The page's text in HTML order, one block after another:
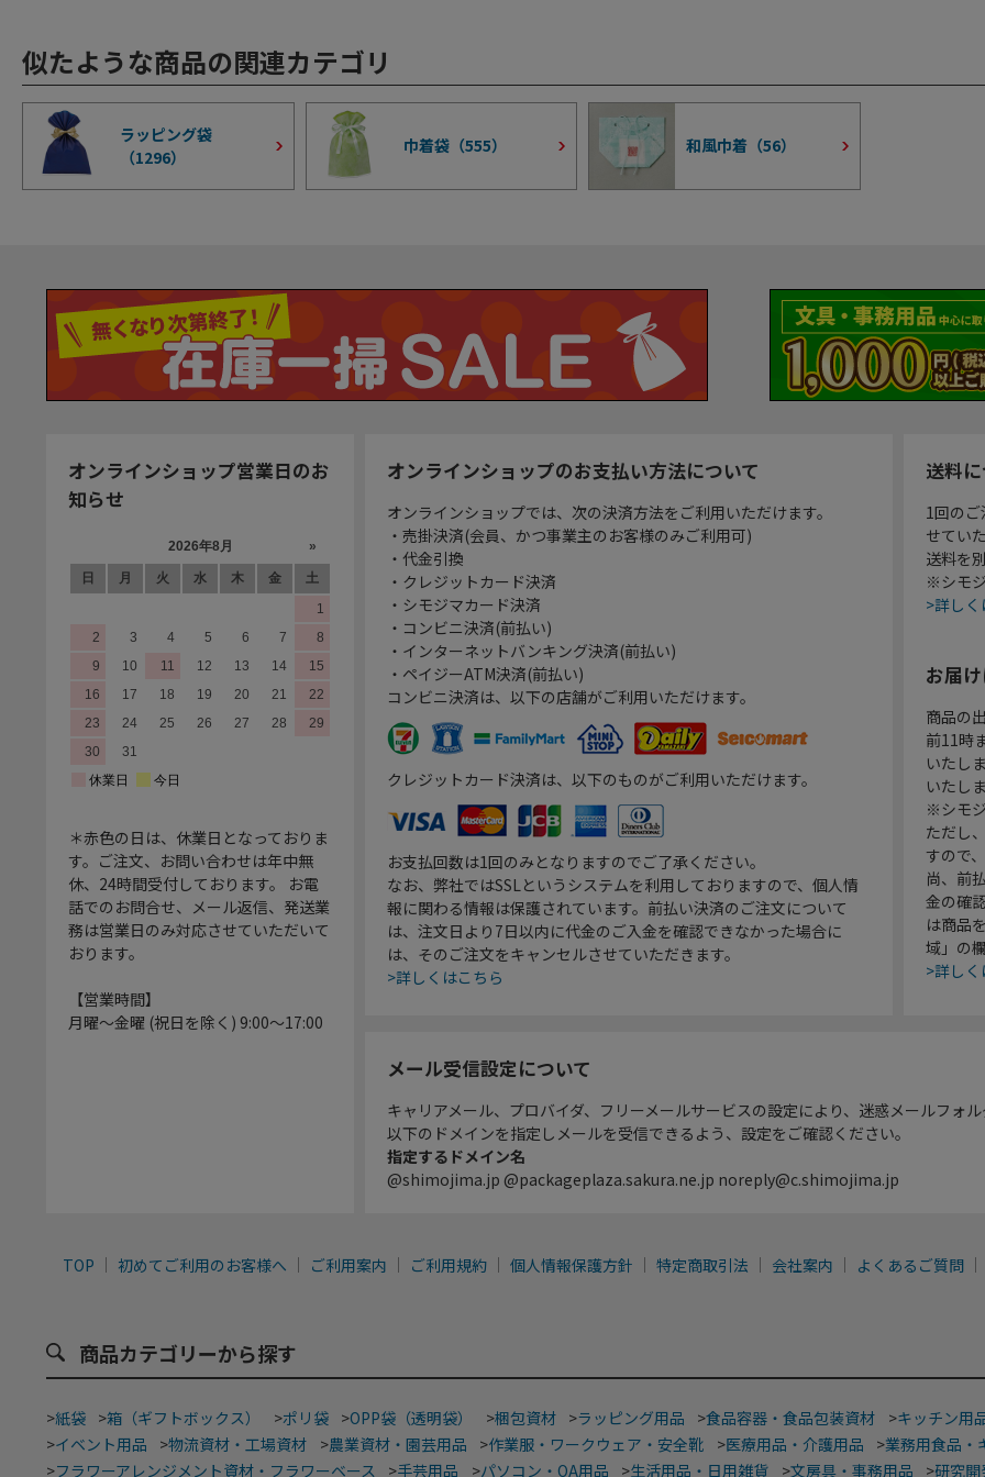
似たような商品の関連カテゴリ
ラッピング袋
（1296）
巾着袋（555） 和風巾着（56）
オンラインショップ営業日のお
知らせ
＊赤色の日は、休業日となっておりま
す。ご注文、お問い合わせは年中無
休、24時間受付しております。 お電
話でのお問合せ、メール返信、発送業
務は営業日のみ対応させていただいて
おります。
【営業時間】
月曜～金曜 (祝日を除く) 9:00～17:00
オンラインショップのお支払い方法について
オンラインショップでは、次の決済方法をご利用いただけます。
・売掛決済(会員、かつ事業主のお客様のみご利用可)
・代金引換
・クレジットカード決済
・シモジマカード決済
・コンビニ決済(前払い)
・インターネットバンキング決済(前払い)
・ペイジーATM決済(前払い)
コンビニ決済は、以下の店舗がご利用いただけます。
クレジットカード決済は、以下のものがご利用いただけます。
お支払回数は1回のみとなりますのでご了承ください。
なお、弊社ではSSLというシステムを利用しておりますので、個人情
報に関わる情報は保護されています。前払い決済のご注文について
は、注文日より7日以内に代金のご入金を確認できなかった場合に
は、そのご注文をキャンセルさせていただきます。
>詳しくはこちら
送料
1回の
せてい
送料を
※シモ
>詳し
お届
商品の
前11時
いたし
いたし
※シモ
ただし
すので
尚、前
金の確
は商品
域」の
>詳し
メール受信設定について
キャリアメール、プロバイダ、フリーメールサービスの設定により、迷惑メールフォ
以下のドメインを指定しメールを受信できるよう、設定をご確認ください。
指定するドメイン名
@shimojima.jp @packageplaza.sakura.ne.jp noreply@c.shimojima.jp
TOP 初めてご利用のお客様へ ご利用案内 ご利用規約 個人情報保護方針 特定商取引法 会社案内 よくあるご質問
商品カテゴリーから探す
>紙袋 >箱（ギフトボックス） >ポリ袋 >OPP袋（透明袋） >梱包資材 >ラッピング用品 >食品容器・食品包装資材 >キッチン用
>イベント用品 >物流資材・工場資材 >農業資材・園芸用品 >作業服・ワークウェア・安全靴 >医療用品・介護用品 >業務用食品・
>フラワーアレンジメント資材・フラワーベース >手芸用品 >パソコン・OA用品 >生活用品・日用雑貨 >文房具・事務用品 >研究開